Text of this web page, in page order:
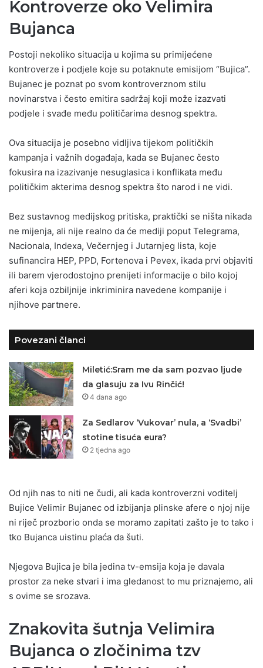
Kontroverze oko Velimira
Bujanca
Postoji nekoliko situacija u kojima su primijećene
kontroverze i podjele koje su potaknute emisijom “Bujica”.
Bujanec je poznat po svom kontroverznom stilu
novinarstva i često emitira sadržaj koji može izazvati
podjele i svađe među političarima desnog spektra.
Ova situacija je posebno vidljiva tijekom političkih
kampanja i važnih događaja, kada se Bujanec često
fokusira na izazivanje nesuglasica i konflikata među
političkim akterima desnog spektra što narod i ne vidi.
Bez sustavnog medijskog pritiska, praktički se ništa nikada
ne mijenja, ali nije realno da će mediji poput Telegrama,
Nacionala, Indexa, Večernjeg i Jutarnjeg lista, koje
sufinancira HEP, PPD, Fortenova i Pevex, ikada prvi objaviti
ili barem vjerodostojno prenijeti informacije o bilo kojoj
aferi koja ozbiljnije inkriminira navedene kompanije i
njihove partnere.
Povezani članci
Miletić:Sram me da sam pozvao ljude
da glasuju za Ivu Rinčić!
4 dana ago
Za Sedlarov ‘Vukovar’ nula, a ‘Svadbi’
stotine tisuća eura?
2 tjedna ago
Od njih nas to niti ne čudi, ali kada kontroverzni voditelj
Bujice Velimir Bujanec od izbijanja plinske afere o njoj nije
ni riječ prozborio onda se moramo zapitati zašto je to tako i
tko Bujanca uistinu plaća da šuti.
Njegova Bujica je bila jedina tv-emsija koja je davala
prostor za neke stvari i ima gledanost to mu priznajemo, ali
s ovime se srozava.
Znakovita šutnja Velimira
Bujanca o zločinima tzv